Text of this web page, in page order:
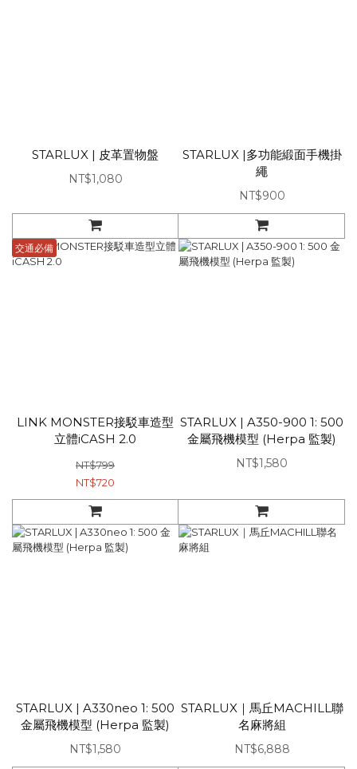
STARLUX | 皮革置物盤
NT$1,080
STARLUX |多功能緞面手機掛
繩
NT$900
交通必備
LINK MONSTER接駁車造型
立體iCASH 2.0
NT$799
NT$720
STARLUX | A350-900 1: 500
金屬飛機模型 (Herpa 監製)
NT$1,580
STARLUX | A330neo 1: 500
金屬飛機模型 (Herpa 監製)
NT$1,580
STARLUX｜馬丘MACHILL聯
名麻將組
NT$6,888